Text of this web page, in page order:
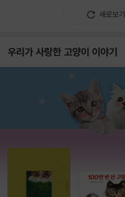
새로보기
우리가 사랑한 고양이 이야기